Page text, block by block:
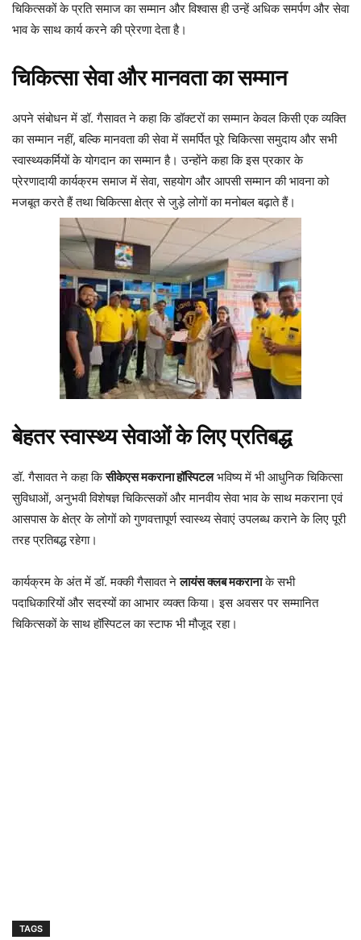
चिकित्सकों के प्रति समाज का सम्मान और विश्वास ही उन्हें अधिक समर्पण और सेवा
भाव के साथ कार्य करने की प्रेरणा देता है।
चिकित्सा सेवा और मानवता का सम्मान
अपने संबोधन में डॉ. गैसावत ने कहा कि डॉक्टरों का सम्मान केवल किसी एक व्यक्ति
का सम्मान नहीं, बल्कि मानवता की सेवा में समर्पित पूरे चिकित्सा समुदाय और सभी
स्वास्थ्यकर्मियों के योगदान का सम्मान है। उन्होंने कहा कि इस प्रकार के
प्रेरणादायी कार्यक्रम समाज में सेवा, सहयोग और आपसी सम्मान की भावना को
मजबूत करते हैं तथा चिकित्सा क्षेत्र से जुड़े लोगों का मनोबल बढ़ाते हैं।
बेहतर स्वास्थ्य सेवाओं के लिए प्रतिबद्ध
डॉ. गैसावत ने कहा किसीकेएस मकराना हॉस्पिटलभविष्य में भी आधुनिक चिकित्सा
सुविधाओं, अनुभवी विशेषज्ञ चिकित्सकों और मानवीय सेवा भाव के साथ मकराना एवं
आसपास के क्षेत्र के लोगों को गुणवत्तापूर्ण स्वास्थ्य सेवाएं उपलब्ध कराने के लिए पूरी
तरह प्रतिबद्ध रहेगा।
कार्यक्रम के अंत में डॉ. मक्की गैसावत नेलायंस क्लब मकरानाके सभी
पदाधिकारियों और सदस्यों का आभार व्यक्त किया। इस अवसर पर सम्मानित
चिकित्सकों के साथ हॉस्पिटल का स्टाफ भी मौजूद रहा।
TAGS